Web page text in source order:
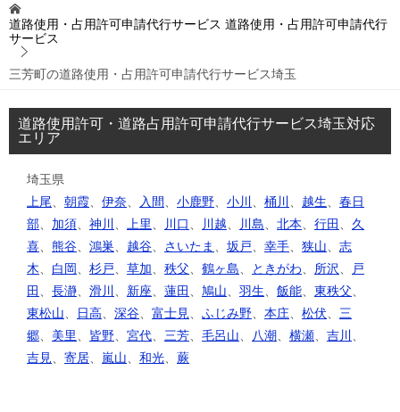
道路使用・占用許可申請代行サービス 道路使用・占用許可申請代行
サービス
三芳町の道路使用・占用許可申請代行サービス埼玉
道路使用許可・道路占用許可申請代行サービス埼玉対応
エリア
埼玉県
上尾、 朝霞、 伊奈、 入間、 小鹿野、 小川 、 桶川 、 越生、 春日
部、 加須、 神川 、 上里、 川口、 川越、 川島、 北本、 行田 、 久
喜、 熊谷、 鴻巣、 越谷、 さいたま 、 坂戸、 幸手、 狭山、 志
木、 白岡、 杉戸、 草加、 秩父、 鶴ヶ島、 ときがわ、 所沢、
戸
田 、 長瀞、 滑川 、 新座、 蓮田 、 鳩山、 羽生、 飯能、 東秩父、
東松山、 日高、 深谷、 富士見、 ふじみ野、 本庄、 松伏、 三
郷、 美里、 皆野、 宮代、 三芳、 毛呂山、 八潮、 横瀬、 吉川 、
吉見、 寄居、 嵐山、 和光、 蕨